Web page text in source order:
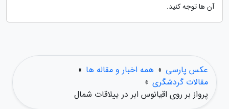
آن ها توجه کنید.
عکس پارسی » همه اخبار و مقاله ها »
مقالات گردشگری »
پرواز بر روی اقیانوس ابر در ییلاقات شمال